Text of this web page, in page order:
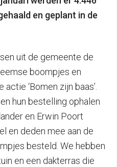
en geplant in de
uit de gemeente de
boompjes en
‘Bomen zijn baas’.
hun bestelling ophalen
en Erwin Poort
en deden mee aan de
besteld. We hebben
en een dakterras die